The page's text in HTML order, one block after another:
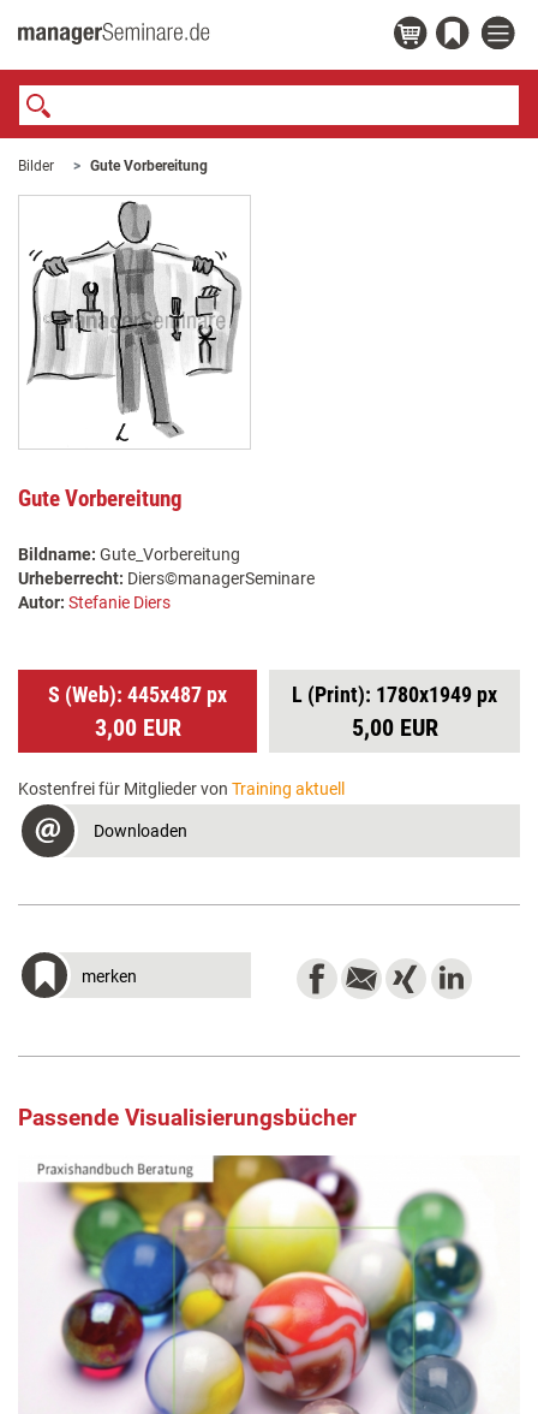
Bilder Gute Vorbereitung
Gute Vorbereitung
Bildname: Gute_Vorbereitung
Urheberrecht: Diers©managerSeminare
Autor: Stefanie Diers
S (Web): 445x487 px
3,00 EUR
L (Print): 1780x1949 px
5,00 EUR
Kostenfrei für Mitglieder von Training aktuell
Downloaden
merken
Passende Visualisierungsbücher